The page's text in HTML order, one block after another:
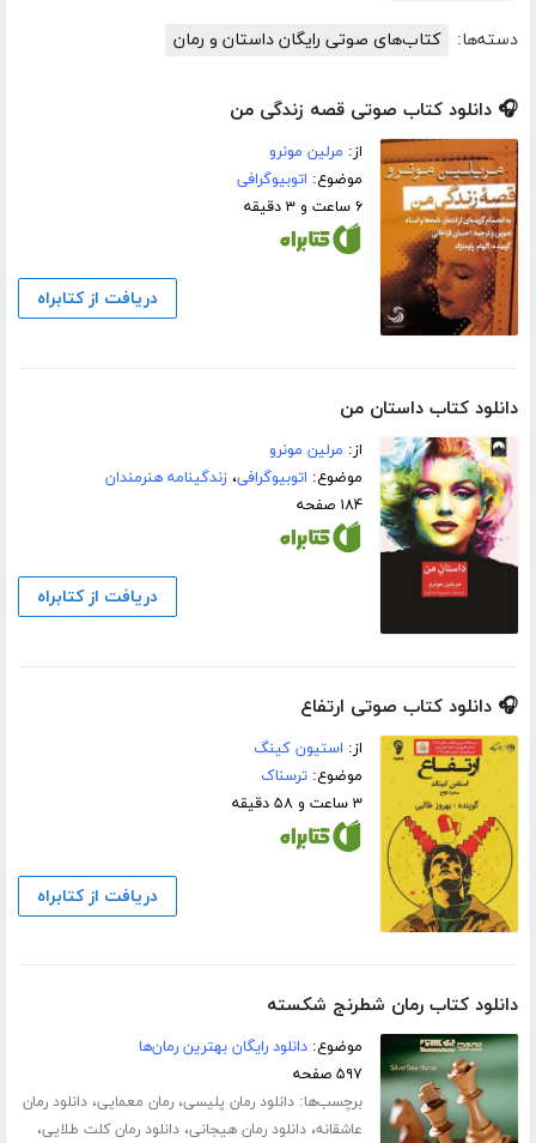
دسته‌ها: کتاب‌های صوتی رایگان داستان و رمان
🎧 دانلود کتاب صوتی قصه زندگی من
از: مرلین مونرو
موضوع: اتوبیوگرافی
۶ ساعت و ۳ دقیقه
دریافت از کتابراه
دانلود کتاب داستان من
از: مرلین مونرو
موضوع: اتوبیوگرافی،زندگینامه هنرمندان
۱۸۴ صفحه
دریافت از کتابراه
🎧 دانلود کتاب صوتی ارتفاع
از: استیون کینگ
موضوع:ترسناک
۳ ساعت و ۵۸ دقیقه
دریافت از کتابراه
دانلود کتاب رمان شطرنج شکسته
موضوع:دانلود رایگان بهترین رمان‌ها
۵۹۷ صفحه
برچسب‌ها:دانلود رمان پلیسی،رمان معمایی،دانلود رمان
عاشقانه،دانلود رمان هیجانی،دانلود رمان کلت طلایی،